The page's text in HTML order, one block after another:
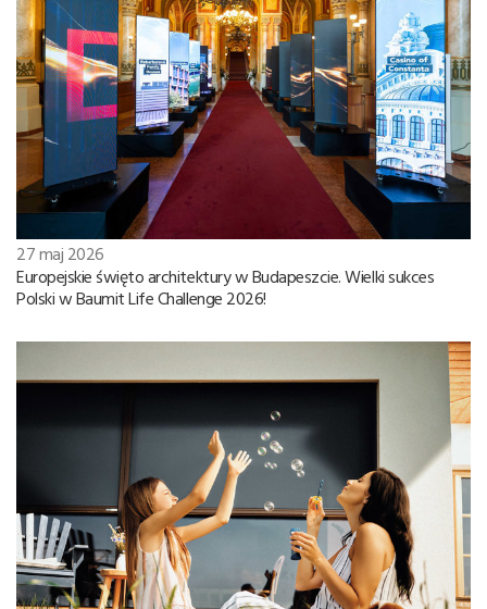
27 maj 2026
Europejskie święto architektury w Budapeszcie. Wielki sukces
Polski w Baumit Life Challenge 2026!